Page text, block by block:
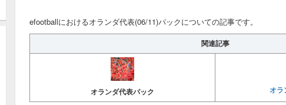
efootballにおけるオランダ代表(06/11)パックについての記事です。
関連記事
オランダ代表パック オラ